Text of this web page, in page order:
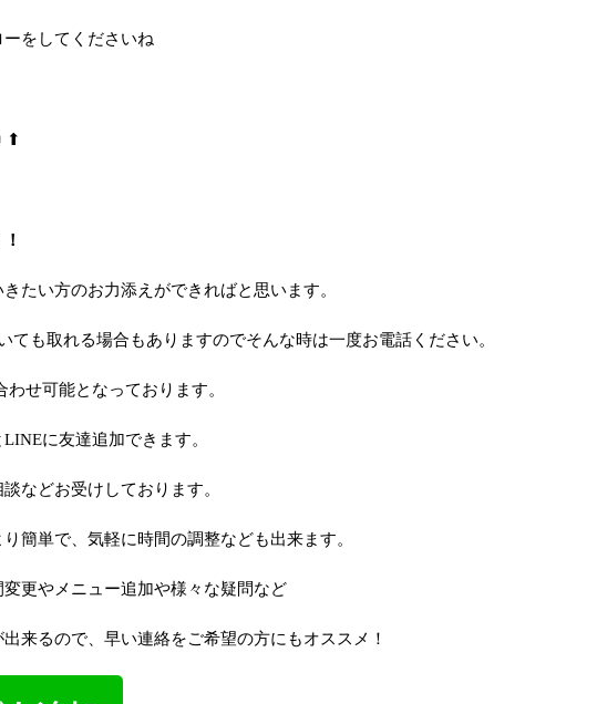
をしてくださいね
たい方のお力添えができればと思います。
ても取れる場合もありますのでそんな時は一度お電話ください。
せ可能となっております。
に友達追加できます。
などお受けしております。
簡単で、気軽に時間の調整なども出来ます。
更やメニュー追加や様々な疑問など
来るので、早い連絡をご希望の方にもオススメ！